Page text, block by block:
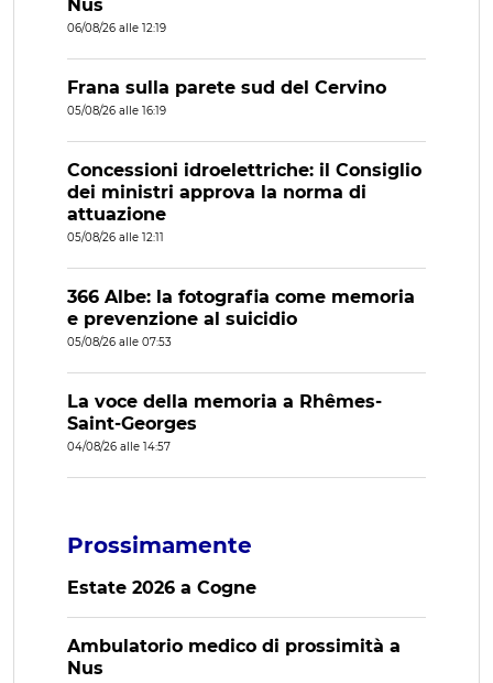
Nus
06/08/26 alle 12:19
Frana sulla parete sud del Cervino
05/08/26 alle 16:19
Concessioni idroelettriche: il Consiglio
dei ministri approva la norma di
attuazione
05/08/26 alle 12:11
366 Albe: la fotografia come memoria
e prevenzione al suicidio
05/08/26 alle 07:53
La voce della memoria a Rhêmes-
Saint-Georges
04/08/26 alle 14:57
Prossimamente
Estate 2026 a Cogne
Ambulatorio medico di prossimità a
Nus